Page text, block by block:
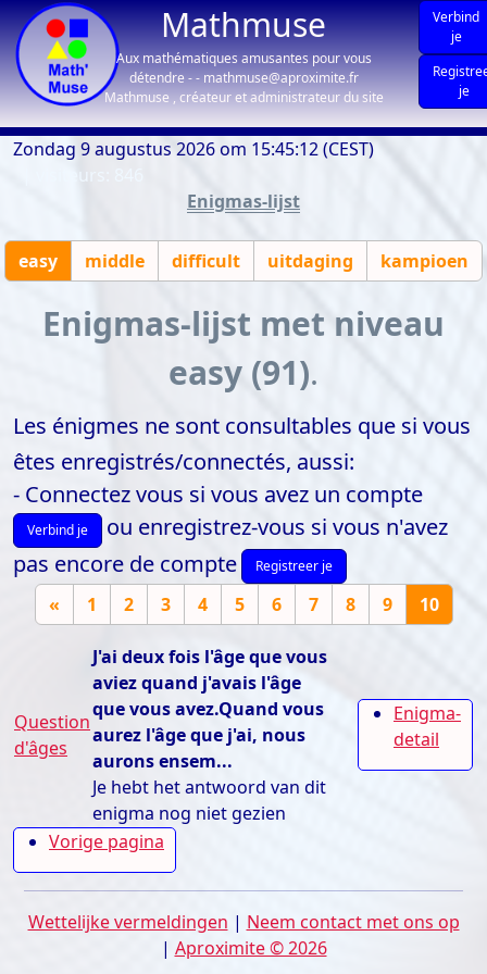
Mathmuse
Aux mathématiques amusantes pour vous
détendre - - mathmuse@aproximite.fr
Mathmuse , créateur et administrateur du site
Verbind
je
je
Zondag 9 augustus 2026 om 15:45:12 (CEST)
Enigmas-lijst
easy middle difficult uitdaging kampioen
Enigmas-lijst met niveau
easy (91).
Les énigmes ne sont consultables que si vous
êtes enregistrés/connectés, aussi:
- Connectez vous si vous avez un compte
Verbind je
ou enregistrez-vous si vous n'avez
pas encore de compte
Registreer je
« 1 2 3 4 5 6 7 8 9 10
Question
d'âges
J'ai deux fois l'âge que vous
aviez quand j'avais l'âge
que vous avez.Quand vous
aurez l'âge que j'ai, nous
aurons ensem...
Je hebt het antwoord van dit
enigma nog niet gezien
Enigma-
detail
Vorige pagina
Wettelijke vermeldingen | Neem contact met ons op
| Aproximite © 2026